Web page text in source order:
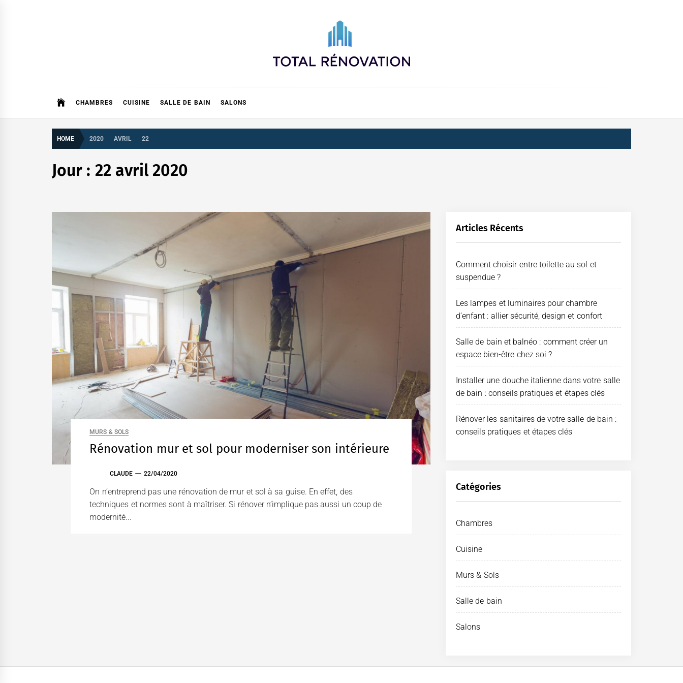
CHAMBRES CUISINE SALLE DE BAIN SALONS
HOME 2020 AVRIL 22
Jour : 22 avril 2020
MURS & SOLS
Rénovation mur et sol pour moderniser son intérieure
CLAUDE 22/04/2020
On n’entreprend pas une rénovation de mur et sol à sa guise. En effet, des
techniques et normes sont à maîtriser. Si rénover n’implique pas aussi un coup de
modernité...
Articles Récents
Comment choisir entre toilette au sol et
suspendue ?
Les lampes et luminaires pour chambre
d’enfant : allier sécurité, design et confort
Salle de bain et balnéo : comment créer un
espace bien-être chez soi ?
Installer une douche italienne dans votre salle
de bain : conseils pratiques et étapes clés
Rénover les sanitaires de votre salle de bain :
conseils pratiques et étapes clés
Catégories
Chambres
Cuisine
Murs & Sols
Salle de bain
Salons